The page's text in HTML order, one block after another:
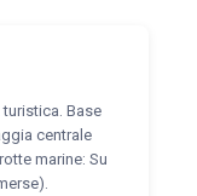
Base
centrale
marine: Su